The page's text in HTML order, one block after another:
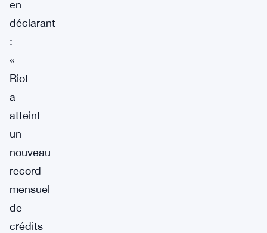
en
déclarant
:
«
Riot
a
atteint
un
nouveau
record
mensuel
de
crédits